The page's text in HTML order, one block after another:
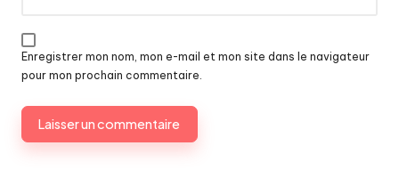
Enregistrer mon nom, mon e-mail et mon site dans le navigateur
pour mon prochain commentaire.